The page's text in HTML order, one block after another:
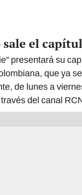
sale el
presentará su
que ya
de lunes a
del canal